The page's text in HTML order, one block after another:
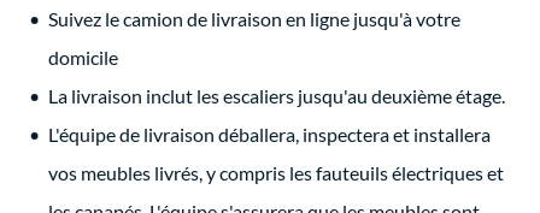
Suivez le camion de livraison en ligne jusqu'à votre
domicile
La livraison inclut les escaliers jusqu'au deuxième étage.
L'équipe de livraison déballera, inspectera et installera
vos meubles livrés, y compris les fauteuils électriques et